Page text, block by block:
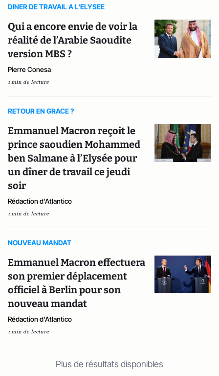
DINER DE TRAVAIL A L'ELYSEE
Qui a encore envie de voir la
réalité de l’Arabie Saoudite
version MBS ?
Pierre Conesa
1 min de lecture
RETOUR EN GRACE ?
Emmanuel Macron reçoit le
prince saoudien Mohammed
ben Salmane à l’Elysée pour
un dîner de travail ce jeudi
soir
Rédaction d'Atlantico
1 min de lecture
NOUVEAU MANDAT
Emmanuel Macron effectuera
son premier déplacement
officiel à Berlin pour son
nouveau mandat
Rédaction d'Atlantico
1 min de lecture
Plus de résultats disponibles